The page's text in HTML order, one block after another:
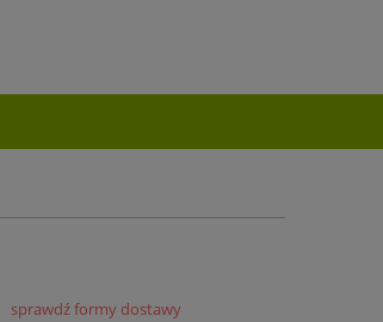
sprawdź formy dostawy